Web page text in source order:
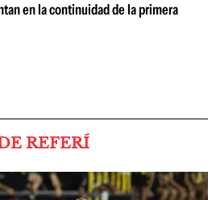
en la continuidad de la primera
REFERÍ